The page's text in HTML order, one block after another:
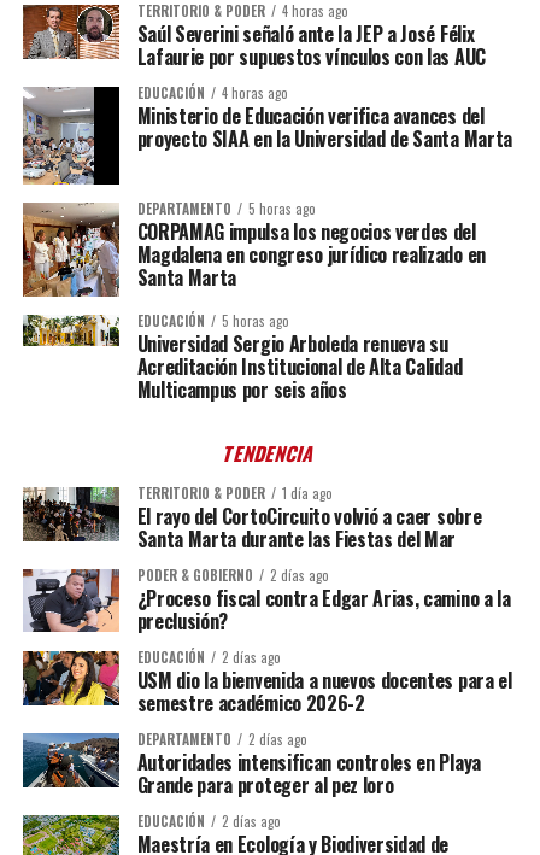
TERRITORIO & PODER 4 horas ago
Saúl Severini señaló ante la JEP a José Félix
Lafaurie por supuestos vínculos con las AUC
EDUCACIÓN 4 horas ago
Ministerio de Educación verifica avances del
proyecto SIAA en la Universidad de Santa Marta
DEPARTAMENTO 5 horas ago
CORPAMAG impulsa los negocios verdes del
Magdalena en congreso jurídico realizado en
Santa Marta
EDUCACIÓN 5 horas ago
Universidad Sergio Arboleda renueva su
Acreditación Institucional de Alta Calidad
Multicampus por seis años
TENDENCIA
TERRITORIO & PODER 1 día ago
El rayo del CortoCircuito volvió a caer sobre
Santa Marta durante las Fiestas del Mar
PODER & GOBIERNO 2 días ago
¿Proceso fiscal contra Edgar Arias, camino a la
preclusión?
EDUCACIÓN 2 días ago
USM dio la bienvenida a nuevos docentes para el
semestre académico 2026-2
DEPARTAMENTO 2 días ago
Autoridades intensifican controles en Playa
Grande para proteger al pez loro
EDUCACIÓN 2 días ago
Maestría en Ecología y Biodiversidad de